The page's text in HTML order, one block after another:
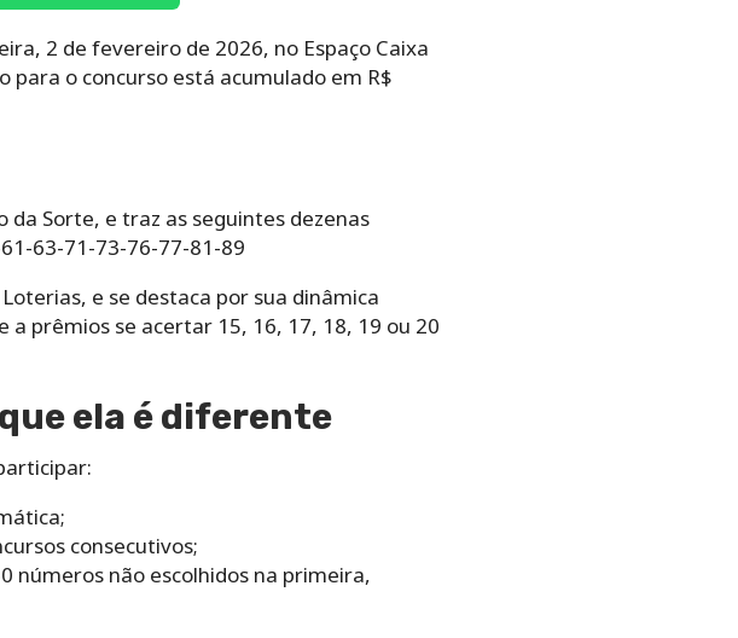
2 de fevereiro de 2026, no Espaço Caixa
para o concurso está acumulado em R$
da Sorte, e traz as seguintes dezenas
63-71-73-76-77-81-89
e se destaca por sua dinâmica
prêmios se acertar 15, 16, 17, 18, 19 ou 20
ela é diferente
consecutivos;
números não escolhidos na primeira,